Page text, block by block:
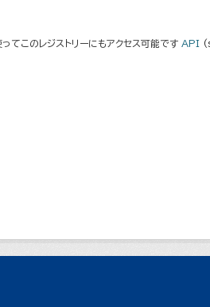
てこのレジストリーにもアクセス可能です API